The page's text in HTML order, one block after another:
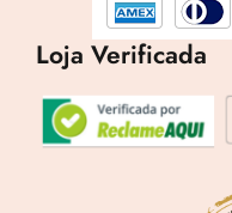
Loja Verificada